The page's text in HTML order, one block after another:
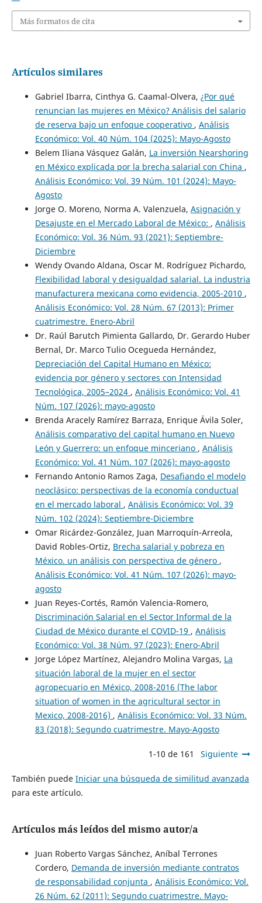
Más formatos de cita
Artículos similares
Gabriel Ibarra, Cinthya G. Caamal-Olvera, ¿Por qué
renuncian las mujeres en México? Análisis del salario
de reserva bajo un enfoque cooperativo , Análisis
Económico: Vol. 40 Núm. 104 (2025): Mayo-Agosto
Belem Iliana Vásquez Galán, La inversión Nearshoring
en México explicada por la brecha salarial con China ,
Análisis Económico: Vol. 39 Núm. 101 (2024): Mayo-
Agosto
Jorge O. Moreno, Norma A. Valenzuela, Asignación y
Desajuste en el Mercado Laboral de México: , Análisis
Económico: Vol. 36 Núm. 93 (2021): Septiembre-
Diciembre
Wendy Ovando Aldana, Oscar M. Rodríguez Pichardo,
Flexibilidad laboral y desigualdad salarial. La industria
manufacturera mexicana como evidencia, 2005-2010 ,
Análisis Económico: Vol. 28 Núm. 67 (2013): Primer
cuatrimestre. Enero-Abril
Dr. Raúl Barutch Pimienta Gallardo, Dr. Gerardo Huber
Bernal, Dr. Marco Tulio Ocegueda Hernández,
Depreciación del Capital Humano en México:
evidencia por género y sectores con Intensidad
Tecnológica, 2005–2024 , Análisis Económico: Vol. 41
Núm. 107 (2026): mayo-agosto
Brenda Aracely Ramírez Barraza, Enrique Ávila Soler,
Análisis comparativo del capital humano en Nuevo
León y Guerrero: un enfoque minceriano , Análisis
Económico: Vol. 41 Núm. 107 (2026): mayo-agosto
Fernando Antonio Ramos Zaga, Desafiando el modelo
neoclásico: perspectivas de la economía conductual
en el mercado laboral , Análisis Económico: Vol. 39
Núm. 102 (2024): Septiembre-Diciembre
Omar Ricárdez-González, Juan Marroquín-Arreola,
David Robles-Ortiz, Brecha salarial y pobreza en
México. un análisis con perspectiva de género ,
Análisis Económico: Vol. 41 Núm. 107 (2026): mayo-
agosto
Juan Reyes-Cortés, Ramón Valencia-Romero,
Discriminación Salarial en el Sector Informal de la
Ciudad de México durante el COVID-19 , Análisis
Económico: Vol. 38 Núm. 97 (2023): Enero-Abril
Jorge López Martínez, Alejandro Molina Vargas, La
situación laboral de la mujer en el sector
agropecuario en México, 2008-2016 (The labor
situation of women in the agricultural sector in
Mexico, 2008-2016) , Análisis Económico: Vol. 33 Núm.
83 (2018): Segundo cuatrimestre. Mayo-Agosto
1-10 de 161 Siguiente
También puede Iniciar una búsqueda de similitud avanzada
para este artículo.
Artículos más leídos del mismo autor/a
Juan Roberto Vargas Sánchez, Aníbal Terrones
Cordero, Demanda de inversión mediante contratos
de responsabilidad conjunta , Análisis Económico: Vol.
26 Núm. 62 (2011): Segundo cuatrimestre. Mayo-